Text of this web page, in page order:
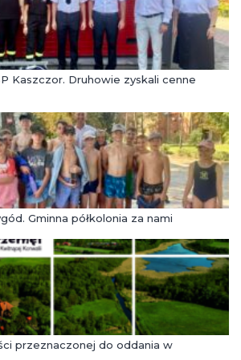
Kaszczor. Druhowie zyskali cenne
Gminna półkolonia za nami
przeznaczonej do oddania w